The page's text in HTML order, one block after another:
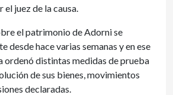
juez de la causa.
el patrimonio de Adorni se
desde hace varias semanas y en ese
ordenó distintas medidas de prueba
de sus bienes, movimientos
declaradas.